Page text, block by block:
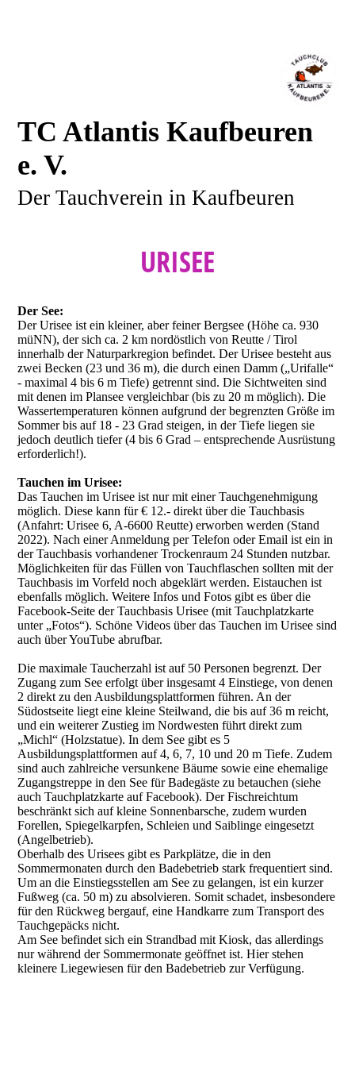
TC Atlantis Kaufbeuren
e. V.
Der Tauchverein in Kaufbeuren
URISEE
Der See:
Der Urisee ist ein kleiner, aber feiner Bergsee (Höhe ca. 930
müNN), der sich ca. 2 km nordöstlich von Reutte / Tirol
innerhalb der Naturparkregion befindet. Der Urisee besteht aus
zwei Becken (23 und 36 m), die durch einen Damm („Urifalle“
- maximal 4 bis 6 m Tiefe) getrennt sind. Die Sichtweiten sind
mit denen im Plansee vergleichbar (bis zu 20 m möglich). Die
Wassertemperaturen können aufgrund der begrenzten Größe im
Sommer bis auf 18 - 23 Grad steigen, in der Tiefe liegen sie
jedoch deutlich tiefer (4 bis 6 Grad – entsprechende Ausrüstung
erforderlich!).
Tauchen im Urisee:
Das Tauchen im Urisee ist nur mit einer Tauchgenehmigung
möglich. Diese kann für € 12.- direkt über die Tauchbasis
(Anfahrt: Urisee 6, A-6600 Reutte) erworben werden (Stand
2022). Nach einer Anmeldung per Telefon oder Email ist ein in
der Tauchbasis vorhandener Trockenraum 24 Stunden nutzbar.
Möglichkeiten für das Füllen von Tauchflaschen sollten mit der
Tauchbasis im Vorfeld noch abgeklärt werden. Eistauchen ist
ebenfalls möglich. Weitere Infos und Fotos gibt es über die
Facebook-Seite der Tauchbasis Urisee (mit Tauchplatzkarte
unter „Fotos“). Schöne Videos über das Tauchen im Urisee sind
auch über YouTube abrufbar.
Die maximale Taucherzahl ist auf 50 Personen begrenzt. Der
Zugang zum See erfolgt über insgesamt 4 Einstiege, von denen
2 direkt zu den Ausbildungsplattformen führen. An der
Südostseite liegt eine kleine Steilwand, die bis auf 36 m reicht,
und ein weiterer Zustieg im Nordwesten führt direkt zum
„Michl“ (Holzstatue). In dem See gibt es 5
Ausbildungsplattformen auf 4, 6, 7, 10 und 20 m Tiefe. Zudem
sind auch zahlreiche versunkene Bäume sowie eine ehemalige
Zugangstreppe in den See für Badegäste zu betauchen (siehe
auch Tauchplatzkarte auf Facebook). Der Fischreichtum
beschränkt sich auf kleine Sonnenbarsche, zudem wurden
Forellen, Spiegelkarpfen, Schleien und Saiblinge eingesetzt
(Angelbetrieb).
Oberhalb des Urisees gibt es Parkplätze, die in den
Sommermonaten durch den Badebetrieb stark frequentiert sind.
Um an die Einstiegsstellen am See zu gelangen, ist ein kurzer
Fußweg (ca. 50 m) zu absolvieren. Somit schadet, insbesondere
für den Rückweg bergauf, eine Handkarre zum Transport des
Tauchgepäcks nicht.
Am See befindet sich ein Strandbad mit Kiosk, das allerdings
nur während der Sommermonate geöffnet ist. Hier stehen
kleinere Liegewiesen für den Badebetrieb zur Verfügung.